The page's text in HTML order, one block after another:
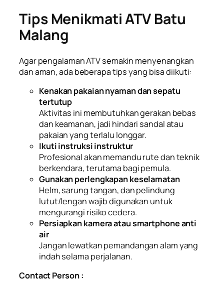
Tips Menikmati ATV Batu
Malang
Agar pengalaman ATV semakin menyenangkan
dan aman, ada beberapa tips yang bisa diikuti:
Kenakan pakaian nyaman dan sepatu
tertutup
Aktivitas ini membutuhkan gerakan bebas
dan keamanan, jadi hindari sandal atau
pakaian yang terlalu longgar.
Ikuti instruksi instruktur
Profesional akan memandu rute dan teknik
berkendara, terutama bagi pemula.
Gunakan perlengkapan keselamatan
Helm, sarung tangan, dan pelindung
lutut/lengan wajib digunakan untuk
mengurangi risiko cedera.
Persiapkan kamera atau smartphone anti
air
Jangan lewatkan pemandangan alam yang
indah selama perjalanan.
Contact Person :